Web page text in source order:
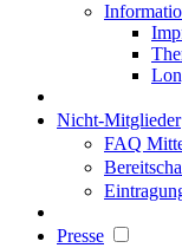
Nicht-Mitglieder
FAQ
Presse